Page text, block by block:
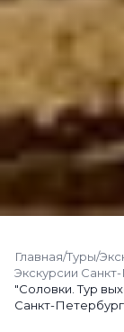
Главная/Туры/
Экскурсии
"Соловки. Тур
Санкт-